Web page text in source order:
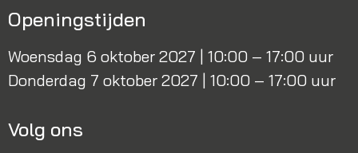
Openingstijden
Woensdag 6 oktober 2027 | 10:00 – 17:00 uur
Donderdag 7 oktober 2027 | 10:00 – 17:00 uur
Volg ons